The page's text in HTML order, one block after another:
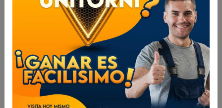
CORTABALDOSA WOLFOX 24"
600MM WF0143
CORTABALDOSA WOLFOX 24"
600MM WF0143